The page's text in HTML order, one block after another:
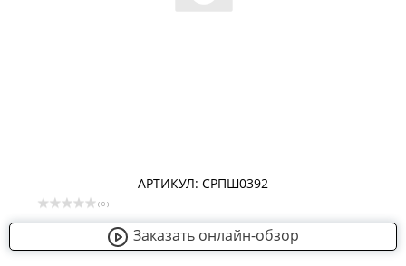
АРТИКУЛ: СРПШ0392
( 0 )
Заказать онлайн-обзор